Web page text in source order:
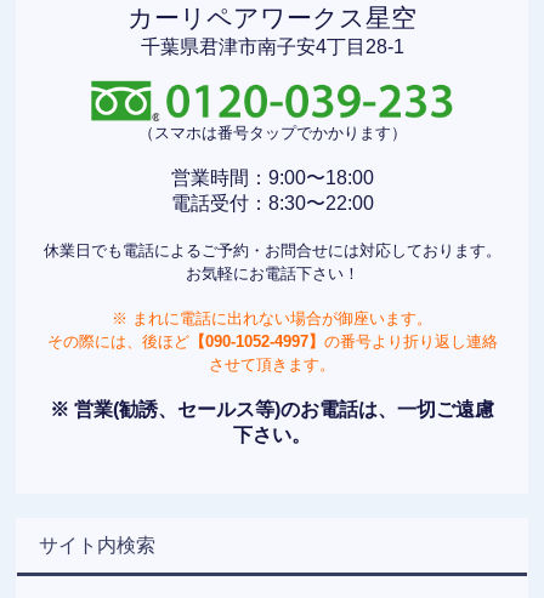
カーリペアワークス星空
千葉県君津市南子安4丁目28-1
（スマホは番号タップでかかります）
営業時間：9:00〜18:00
電話受付：8:30〜22:00
休業日でも電話によるご予約・お問合せには対応しております。
お気軽にお電話下さい！
※ まれに電話に出れない場合が御座います。
その際には、後ほど【090-1052-4997】 の番号より折り返し連絡
させて頂きます。
※ 営業(勧誘、セールス等)のお電話は、一切ご遠慮
下さい。
サイト内検索